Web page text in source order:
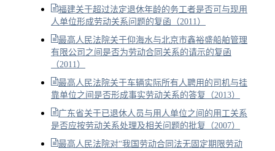
福建关于超过法定退休年龄的务工者是否可与现用
人单位形成劳动关系问题的复函（2011）
最高人民法院关于仰海水与北京市鑫裕盛船舶管理
有限公司之间是否为劳动合同关系的请示的复函
（2011）
最高人民法院关于车辆实际所有人聘用的司机与挂
靠单位之间是否形成事实劳动关系的答复（2013）
广东省关于已退休人员与用人单位之间的用工关系
是否应按劳动关系处理及相关问题的批复（2007）
最高人民法院对“我国劳动合同法无固定期限劳动